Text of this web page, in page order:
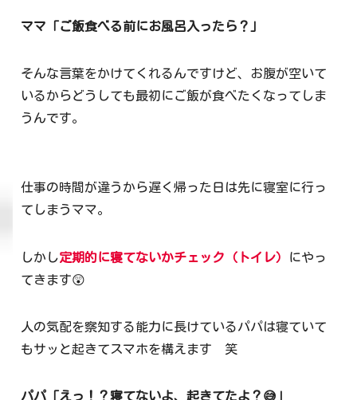
ママ「ご飯食べる前にお風呂入ったら？」
そんな言葉をかけてくれるんですけど、お腹が空いて
いるからどうしても最初にご飯が食べたくなってしま
うんです。
仕事の時間が違うから遅く帰った日は先に寝室に行っ
てしまうママ。
しかし定期的に寝てないかチェック（トイレ）
にやっ
てきます😲
人の気配を察知する能力に長けているパパは寝ていて
もサッと起きてスマホを構えます 笑
パパ「えっ！？寝てないよ、起きてたよ？😅」